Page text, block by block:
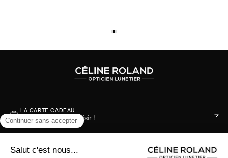
LA CARTE CADEAU
Soyez sûr de faire plaisir !
DES QUESTIONS ?
Consultez notre FAQ